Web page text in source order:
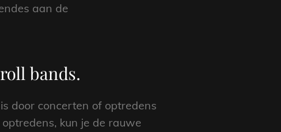
aan de
bands.
door concerten of optredens
kun je de rauwe